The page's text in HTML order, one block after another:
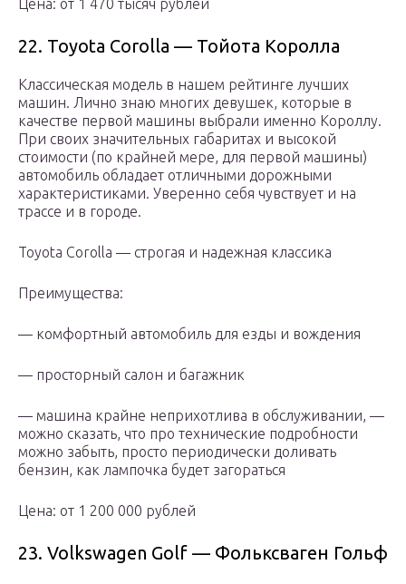
Цена: от 1 470 тысяч рублей
22. Toyota Corolla — Тойота Королла
Классическая модель в нашем рейтинге лучших
машин. Лично знаю многих девушек, которые в
качестве первой машины выбрали именно Короллу.
При своих значительных габаритах и высокой
стоимости (по крайней мере, для первой машины)
автомобиль обладает отличными дорожными
характеристиками. Уверенно себя чувствует и на
трассе и в городе.
Toyota Corolla — строгая и надежная классика
Преимущества:
— комфортный автомобиль для езды и вождения
— просторный салон и багажник
— машина крайне неприхотлива в обслуживании, —
можно сказать, что про технические подробности
можно забыть, просто периодически доливать
бензин, как лампочка будет загораться
Цена: от 1 200 000 рублей
23. Volkswagen Golf — Фольксваген Гольф